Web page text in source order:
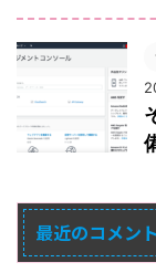
最近のコメント